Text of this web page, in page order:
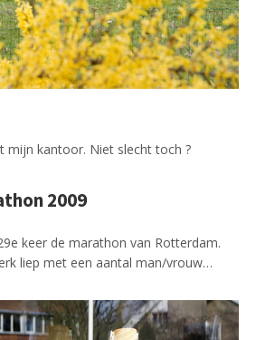
mijn kantoor. Niet slecht toch ?
2009
keer de marathon van Rotterdam.
liep met een aantal man/vrouw…